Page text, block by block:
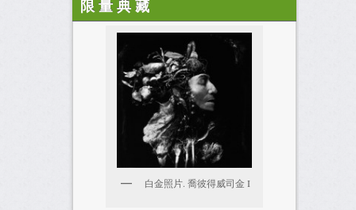
限 量 典 藏
白金照片. 喬彼得威司金 I